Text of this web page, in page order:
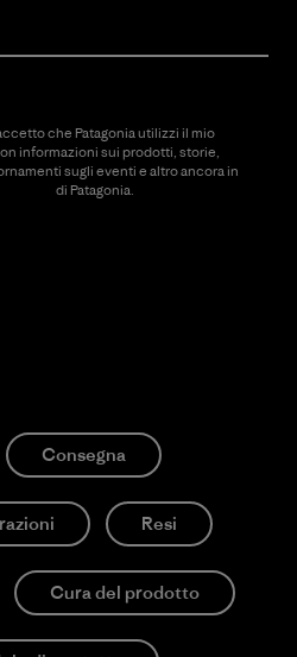
che Patagonia utilizzi il mio
informazioni sui prodotti, storie,
sugli eventi e altro ancora in
di Patagonia.
Consegna
Resi
Cura del prodotto